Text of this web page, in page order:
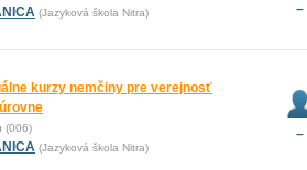
(Jazyková škola Nitra) –
kurzy nemčiny pre verejnosť
(006)
(Jazyková škola Nitra)
–